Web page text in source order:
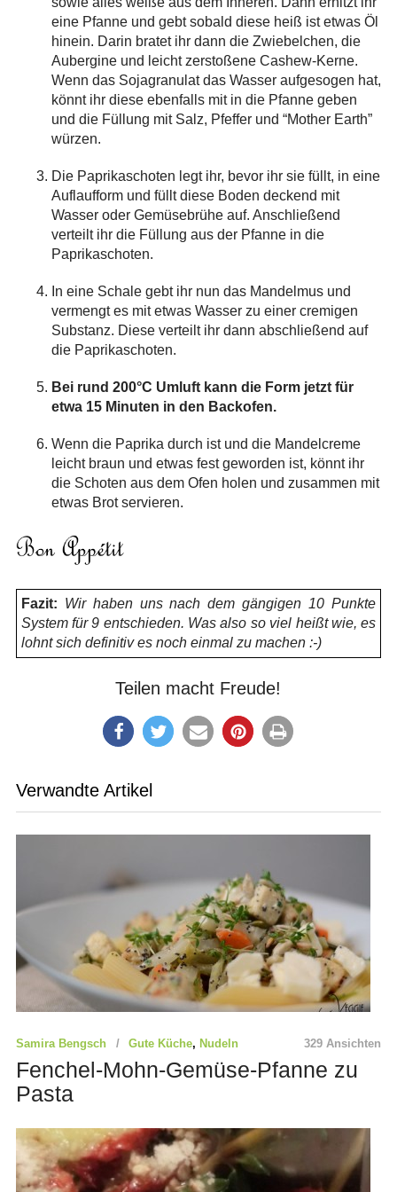
eine Pfanne und gebt sobald diese heiß ist etwas Öl
hinein. Darin bratet ihr dann die Zwiebelchen, die
Aubergine und leicht zerstoßene Cashew-Kerne.
Wenn das Sojagranulat das Wasser aufgesogen hat,
könnt ihr diese ebenfalls mit in die Pfanne geben
und die Füllung mit Salz, Pfeffer und “Mother Earth”
würzen.
Die Paprikaschoten legt ihr, bevor ihr sie füllt, in eine
Auflaufform und füllt diese Boden deckend mit
Wasser oder Gemüsebrühe auf. Anschließend
verteilt ihr die Füllung aus der Pfanne in die
Paprikaschoten.
In eine Schale gebt ihr nun das Mandelmus und
vermengt es mit etwas Wasser zu einer cremigen
Substanz. Diese verteilt ihr dann abschließend auf
die Paprikaschoten.
Bei rund 200°C Umluft kann die Form jetzt für
etwa 15 Minuten in den Backofen.
Wenn die Paprika durch ist und die Mandelcreme
leicht braun und etwas fest geworden ist, könnt ihr
die Schoten aus dem Ofen holen und zusammen mit
etwas Brot servieren.
Fazit: Wir haben uns nach dem gängigen 10 Punkte
System für 9 entschieden. Was also so viel heißt wie, es
lohnt sich definitiv es noch einmal zu machen :-)
Teilen macht Freude!
Verwandte Artikel
Samira Bengsch Gute Küche, Nudeln 329 Ansichten
Fenchel-Mohn-Gemüse-Pfanne zu
Pasta